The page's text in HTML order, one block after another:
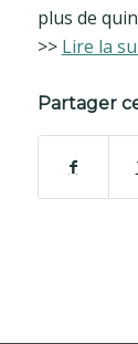
plus de
>> Lire la
Partager